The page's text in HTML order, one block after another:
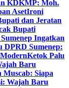
KDKMP: Moh.
AsetIroni
dan Jeratan
Bupati
Ingatkan
DPRD Sumenep:
Ketok Palu
Baru
Muscab: Siapa
Wajah Baru